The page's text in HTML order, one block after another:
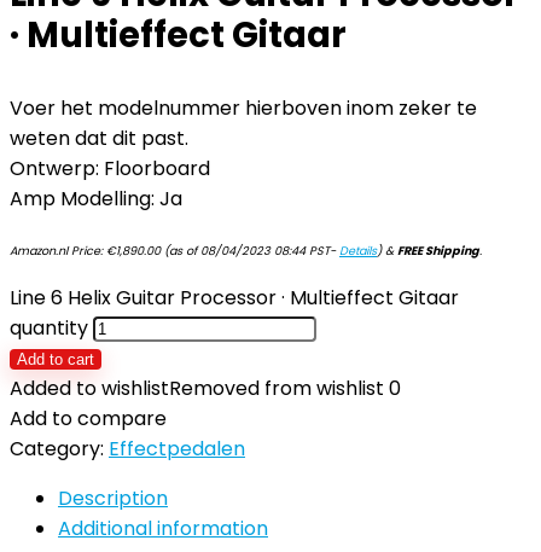
· Multieffect Gitaar
Voer het modelnummer hierboven inom zeker te
weten dat dit past.
Ontwerp: Floorboard
Amp Modelling: Ja
Amazon.nl Price: €1,890.00(as of 08/04/2023 08:44 PST-Details)&FREE Shipping.
Line 6 Helix Guitar Processor · Multieffect Gitaar
quantity
Add to cart
Added to wishlistRemoved from wishlist 0
Add to compare
Category: Effectpedalen
Description
Additional information